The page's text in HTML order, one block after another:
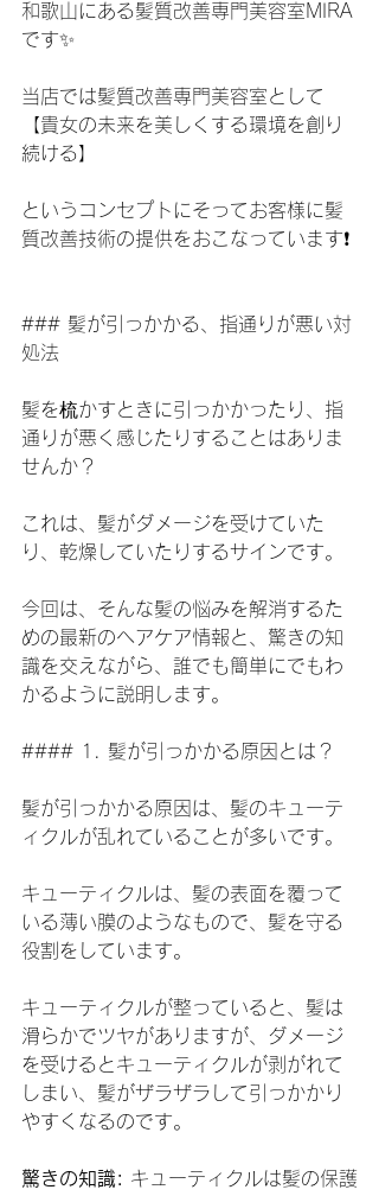
和歌山にある髪質改善専門美容室MIRA
です✨
当店では髪質改善専門美容室として
【貴女の未来を美しくする環境を創り
続ける】
というコンセプトにそってお客様に髪
質改善技術の提供をおこなっています❗️
### 髪が引っかかる、指通りが悪い対
処法
髪を梳かすときに引っかかったり、指
通りが悪く感じたりすることはありま
せんか？
これは、髪がダメージを受けていた
り、乾燥していたりするサインです。
今回は、そんな髪の悩みを解消するた
めの最新のヘアケア情報と、驚きの知
識を交えながら、誰でも簡単にでもわ
かるように説明します。
#### 1. 髪が引っかかる原因とは？
髪が引っかかる原因は、髪のキューテ
ィクルが乱れていることが多いです。
キューティクルは、髪の表面を覆って
いる薄い膜のようなもので、髪を守る
役割をしています。
キューティクルが整っていると、髪は
滑らかでツヤがありますが、ダメージ
を受けるとキューティクルが剥がれて
しまい、髪がザラザラして引っかかり
やすくなるのです。
驚きの知識: キューティクルは髪の保護